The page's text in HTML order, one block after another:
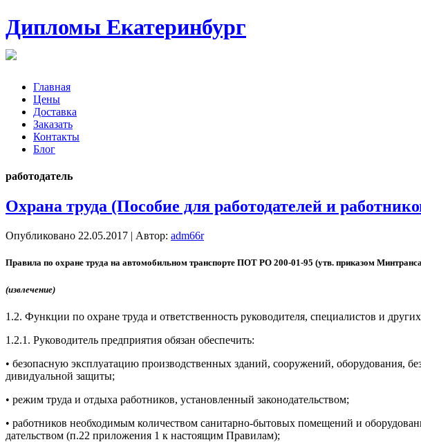
Дипломы Екатеринбург
Главная
Цены
Доставка
Заказать
Контакты
Блог
работодатель
Охрана труда (Пособие для работодателей и
Опубликовано 22.05.2017 | Автор: adm66r
Пра­вила по ох­ра­не тру­да на ав­то­мобиль­ном тран­спор­те ПOT PO 200-01-95 (утв. при­казом
(из­вле­чение)
1.2. Фун­кции по ох­ра­не тру­да и от­ветс­твен­ность ру­ково­дите­ля, спе­ци­алис­тов и
1.2.1. Ру­ково­дитель пред­при­ятия обя­зан обес­пе­чить:
• бе­зопас­ную экс­плу­ата­цию про­из­водс­твен­ных зда­ний, со­ору­жений, обо­рудо­вания,
ди­виду­аль­ной за­щиты;
• ре­жим тру­да и от­ды­ха ра­бот­ни­ков, ус­та­нов­ленный за­коно­датель­ством;
• ра­бот­ни­ков не­об­хо­димым ко­личес­твом са­нитар­но-бы­товых по­меще­ний и
датель­ством (п.22 при­ложе­ния 1 к нас­то­ящим Пра­вилам);